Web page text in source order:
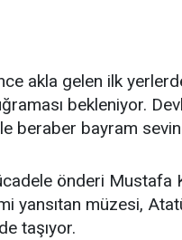
akla gelen ilk
bekleniyor.
beraber bayram
önderi Mustafa
yansıtan müzesi,
taşıyor.